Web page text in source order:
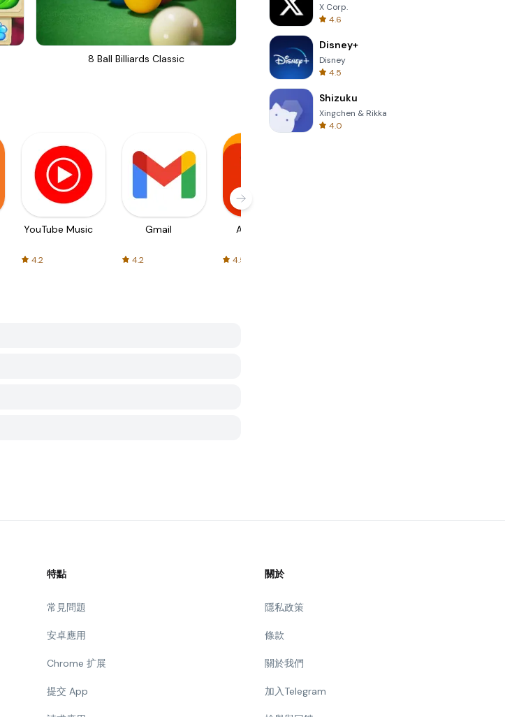
8 Ball Billiards Classic Perfect Piano
YouTube Music
4.2
Gmail
4.2
AliExpress
4.5
X Corp.
4.6
Disney+
Disney
4.5
Shizuku
Xingchen & Rikka
4.0
特點
常見問題
安卓應用
Chrome 扩展
提交 App
關於
隱私政策
條款
關於我們
加入Telegram